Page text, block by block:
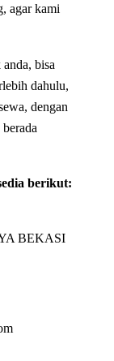
agar kami
bisa
dahulu,
dengan
berikut:
BEKASI